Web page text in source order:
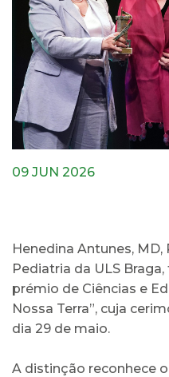
09 JUN 2026
Henedina Antunes,
Pediatria da ULS
prémio de Ciências e
Nossa Terra”, cuja
dia 29 de maio.
A distinção reconhece